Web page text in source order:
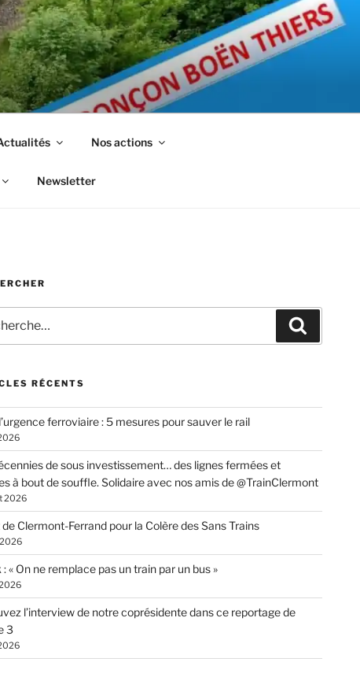
Nos actions
Newsletter
RÉCENTS
ferroviaire : 5 mesures pour sauver le rail
de sous investissement… des lignes fermées et
à bout de souffle. Solidaire avec nos amis de @TrainClermont
2026
Clermont-Ferrand pour la Colère des Sans Trains
« On ne remplace pas un train par un bus »
l’interview de notre coprésidente dans ce reportage de
3